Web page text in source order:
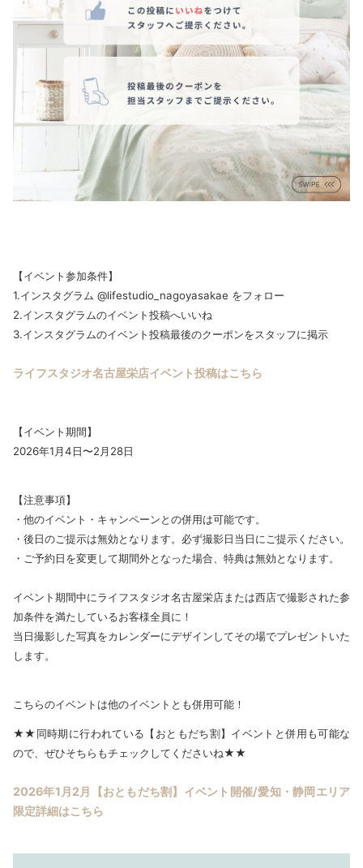
【イベント参加条件】
1.インスタグラム @lifestudio_nagoyasakae をフォロー
2.インスタグラムのイベント投稿へいいね
3.インスタグラムのイベント投稿最後のクーポンをスタッフに掲示
ライフスタジオ名古屋栄店イベント投稿はこちら
【イベント期間】
2026年1月4日〜2月28日
【注意事項】
・他のイベント・キャンペーンとの併用は可能です。
・後日のご提示は無効となります。必ず撮影日当日にご提示ください。
・ご予約日を変更して期間外となった場合、特典は無効となります。
イベント期間中にライフスタジオ名古屋栄店または西店で撮影された参
加条件を満たしているお客様全員に！
当日撮影した写真をカレンダーにデザインしてその場でプレゼントいた
します。
こちらのイベントは他のイベントとも併用可能！
★★同時期に行われている【おともだち割】イベントと併用も可能な
ので、ぜひそちらもチェックしてくださいね★★
2026年1月2月【おともだち割】イベント開催/愛知・静岡エリア
限定詳細はこちら